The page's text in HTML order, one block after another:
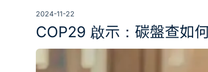
2024-11-22
COP29 啟示：碳盤查如